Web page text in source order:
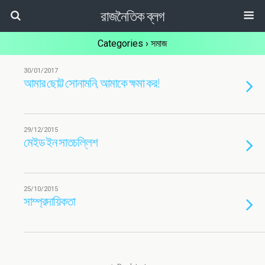
রাজনৈতিক ব্লগ
Categories › সমাজ
30/01/2017
আমার ছোট্ট সোনামনি, আমাকে ক্ষমা কর!
29/12/2015
মেইড ইন সাতচল্লিশ
25/10/2015
সাম্প্রদায়িকতা